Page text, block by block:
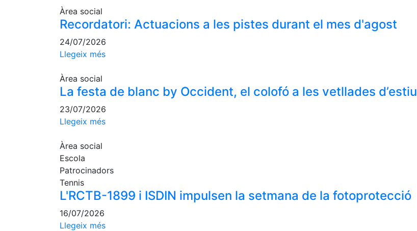
Àrea social
Recordatori: Actuacions a les pistes durant el mes d'agost
24/07/2026
Llegeix més
Àrea social
La festa de blanc by Occident, el colofó a les vetllades d’estiu
23/07/2026
Llegeix més
Àrea social
Escola
Patrocinadors
Tennis
L'RCTB-1899 i ISDIN impulsen la setmana de la fotoprotecció
16/07/2026
Llegeix més